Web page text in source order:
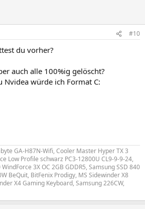
#10
du vorher?
auch alle 100%ig gelöscht?
Nvidea würde ich Format C:
GA-H87N-Wifi, Cooler Master Hyper TX 3
Low Profile schwarz PC3-12800U CL9-9-9-24,
3X OC 2GB GDDR5, Samsung SSD 840
BeQuit, BitFenix Prodigy, MS Sidewinder X8
X4 Gaming Keyboard, Samsung 226CW,